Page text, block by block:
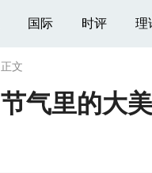
国际 时评 理
正文
节气里的大